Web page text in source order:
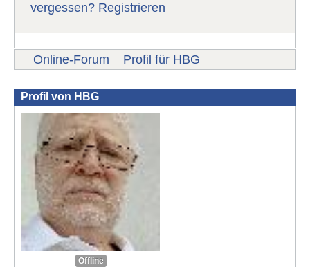
vergessen? Registrieren
Online-Forum Profil für HBG
Profil von HBG
Offline